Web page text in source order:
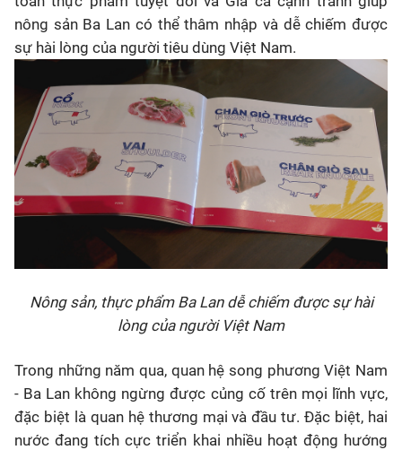
nông sản Ba Lan có thể thâm nhập và dễ chiếm được
sự hài lòng của người tiêu dùng Việt Nam.
Nông sản, thực phẩm Ba Lan dễ chiếm được sự hài
lòng của người Việt Nam
Trong những năm qua, quan hệ song phương Việt Nam
- Ba Lan không ngừng được củng cố trên mọi lĩnh vực,
đặc biệt là quan hệ thương mại và đầu tư. Đặc biệt, hai
nước đang tích cực triển khai nhiều hoạt động hướng